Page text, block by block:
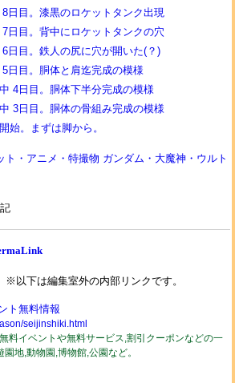
日目。漆黒のロケットタンク出現
日目。背中にロケットタンクの穴
日目。鉄人の尻に穴が開いた(？)
日目。胴体と肩迄完成の模様
4日目。胴体下半分完成の模様
3日目。胴体の骨組み完成の模様
始。まずは脚から。
ト・アニメ・特撮物 ガンダム・大魔神・ウルト
※以下は編集室外の内部リンクです。
ト無料情報
seijinshiki.html
料イベントや無料サービス,割引クーポンなどの一
地,動物園,博物館,公園など。